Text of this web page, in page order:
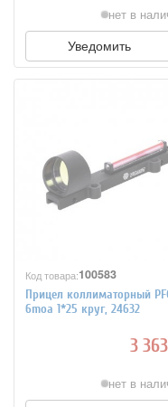
нет в
Уведомить
Код товара:100583
Прицел коллиматорный
6moa 1*25 круг, 24632
3
нет в